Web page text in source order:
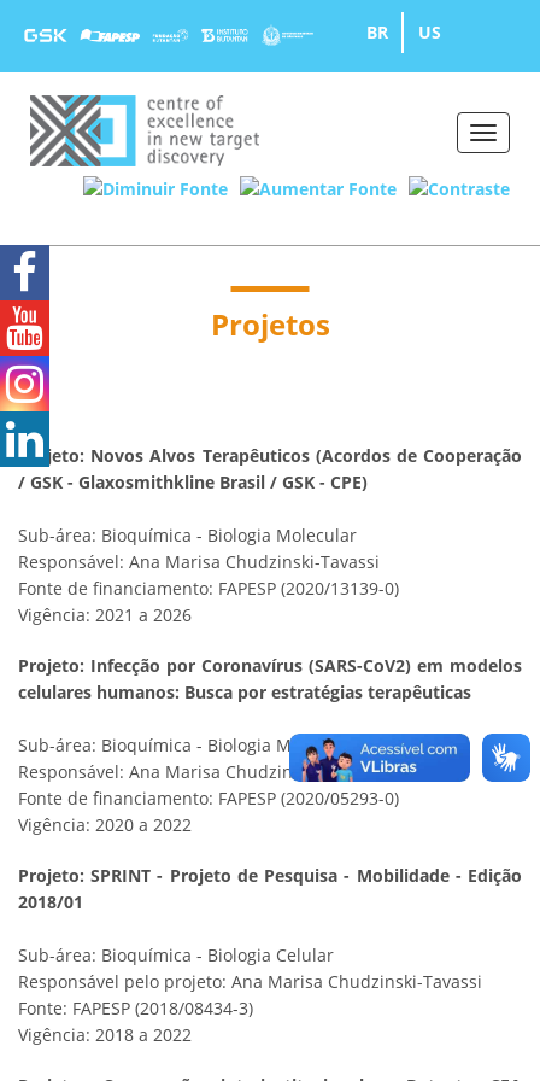
BR US
Toggle
Projetos
Projeto: Novos Alvos Terapêuticos (Acordos de Cooperação
/ GSK - Glaxosmithkline Brasil / GSK - CPE)
Sub-área: Bioquímica - Biologia Molecular
Responsável: Ana Marisa Chudzinski-Tavassi
Fonte de financiamento: FAPESP (2020/13139-0)
Vigência: 2021 a 2026
Projeto: Infecção por Coronavírus (SARS-CoV2) em modelos
celulares humanos: Busca por estratégias terapêuticas
Sub-área: Bioquímica - Biologia Molecular
Responsável: Ana Marisa Chudzinski-Tavassi
Fonte de financiamento: FAPESP (2020/05293-0)
Vigência: 2020 a 2022
Projeto: SPRINT - Projeto de Pesquisa - Mobilidade - Edição
2018/01
Sub-área: Bioquímica - Biologia Celular
Responsável pelo projeto: Ana Marisa Chudzinski-Tavassi
Fonte: FAPESP (2018/08434-3)
Vigência: 2018 a 2022